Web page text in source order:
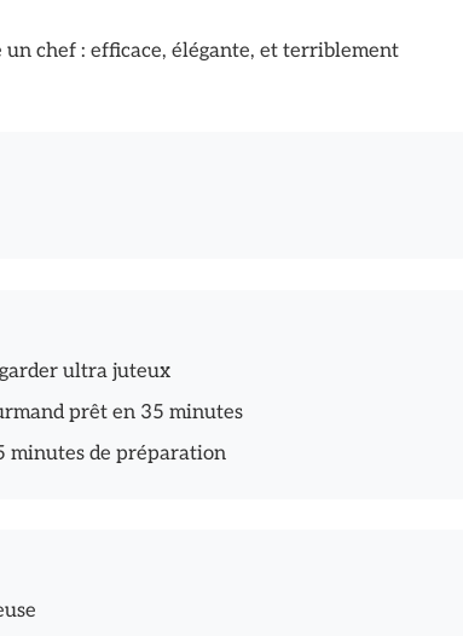
chef : efficace, élégante, et terriblement
ultra juteux
prêt en 35 minutes
minutes de préparation